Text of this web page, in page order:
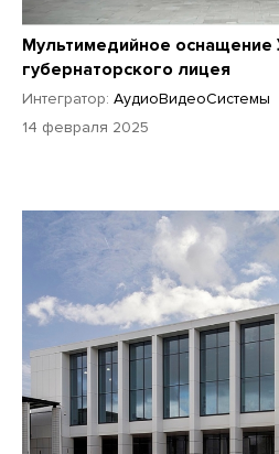
Мультимедийное оснащение
губернаторского лицея
Интегратор: АудиоВидеоСистемы
14 февраля 2025